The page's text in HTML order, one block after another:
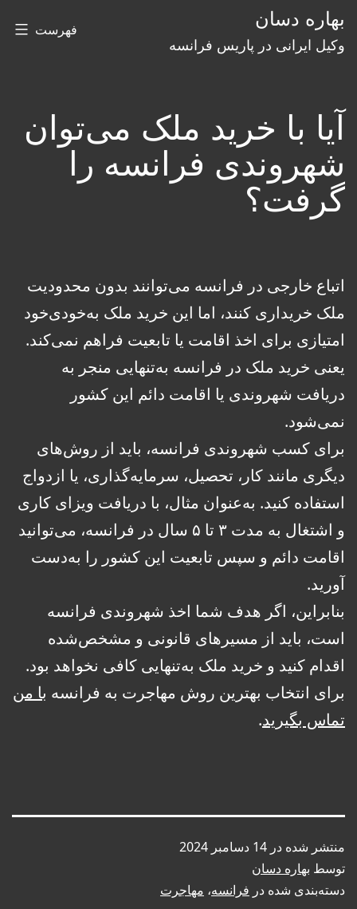
پرشبهاره دسان
وکیل ایرانی در پاریس فرانسه
فهرست
آیا با خرید ملک می‌توان
شهروندی فرانسه را
گرفت؟
اتباع خارجی در فرانسه می‌توانند بدون محدودیت
ملک خریداری کنند، اما این خرید ملک به‌خودی‌خود
امتیازی برای اخذ اقامت یا تابعیت فراهم نمی‌کند.
یعنی خرید ملک در فرانسه به‌تنهایی منجر به
دریافت شهروندی یا اقامت دائم این کشور
نمی‌شود.
برای کسب شهروندی فرانسه، باید از روش‌های
دیگری مانند کار، تحصیل، سرمایه‌گذاری، یا ازدواج
استفاده کنید. به‌عنوان مثال، با دریافت ویزای کاری
و اشتغال به مدت ۳ تا ۵ سال در فرانسه، می‌توانید
اقامت دائم و سپس تابعیت این کشور را به‌دست
آورید.
بنابراین، اگر هدف شما اخذ شهروندی فرانسه
است، باید از مسیرهای قانونی و مشخص‌شده
اقدام کنید و خرید ملک به‌تنهایی کافی نخواهد بود.
برای انتخاب بهترین روش مهاجرت به فرانسه با من
تماس بگیرید.
منتشر شده در 14 دسامبر 2024
توسط بهاره دسان
دسته‌بندی شده در فرانسه، مهاجرت